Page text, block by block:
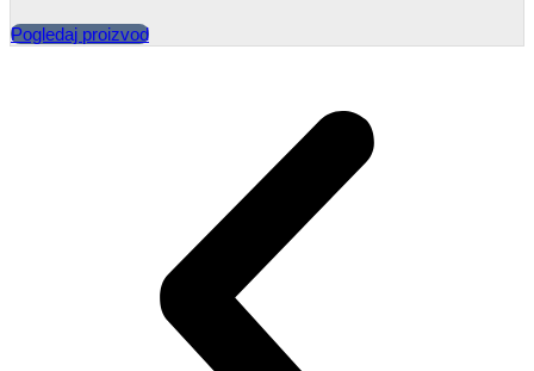
Pogledaj proizvod